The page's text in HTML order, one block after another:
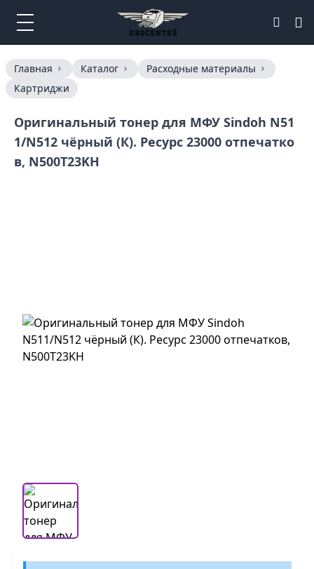
Главная Каталог
Расходные материалы
Картриджи
Оригинальный тонер для МФУ Sindoh N51
1/N512 чёрный (К). Ресурс 23000 отпечатко
в, N500T23KH